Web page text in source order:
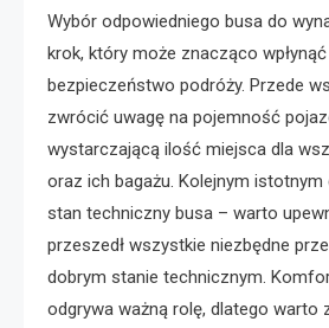
Wybór odpowiedniego busa do
krok, który może znacząco
bezpieczeństwo podróży. Przede
zwrócić uwagę na pojemność
wystarczającą ilość miejsca dla
oraz ich bagażu. Kolejnym
stan techniczny busa – warto
przeszedł wszystkie niezbędne
dobrym stanie technicznym.
odgrywa ważną rolę, dlatego warto